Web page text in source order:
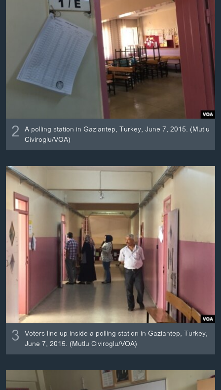
2 A polling station in Gaziantep, Turkey, June 7, 2015. (Mutlu
Civiroglu/VOA)
3 Voters line up inside a polling station in Gaziantep, Turkey,
June 7, 2015. (Mutlu Civiroglu/VOA)